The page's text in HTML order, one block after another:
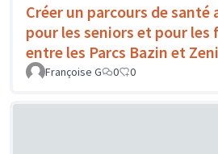
Créer un parcours de santé
pour les seniors et pour les
entre les Parcs Bazin et
Françoise G 0 0